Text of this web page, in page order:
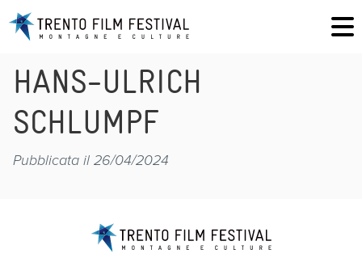
HANS-ULRICH
SCHLUMPF
Pubblicata il 26/04/2024